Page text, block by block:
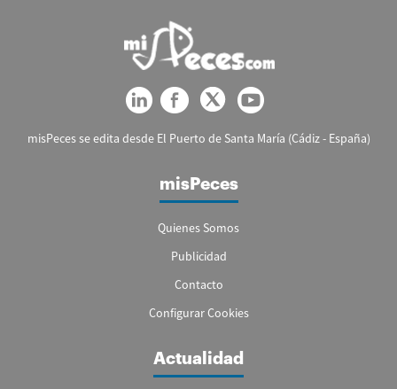
misPeces se edita desde El Puerto de Santa María (Cádiz - España)
misPeces
Quienes Somos
Publicidad
Contacto
Configurar Cookies
Actualidad